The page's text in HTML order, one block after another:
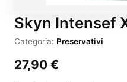
Skyn Intensef
Categoria: Preservativi
27,90 €